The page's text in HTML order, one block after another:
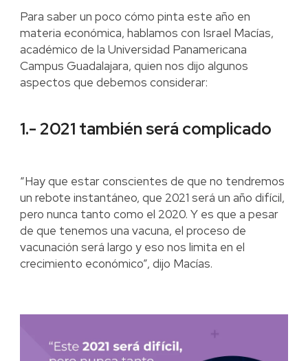
Para saber un poco cómo pinta este año en
materia económica, hablamos con Israel Macías,
académico de la Universidad Panamericana
Campus Guadalajara, quien nos dijo algunos
aspectos que debemos considerar:
1.- 2021 también será complicado
“Hay que estar conscientes de que no tendremos
un rebote instantáneo, que 2021 será un año difícil,
pero nunca tanto como el 2020. Y es que a pesar
de que tenemos una vacuna, el proceso de
vacunación será largo y eso nos limita en el
crecimiento económico”, dijo Macías.